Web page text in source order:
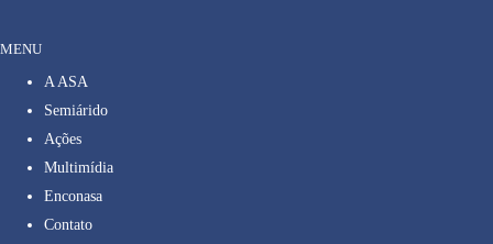
MENU
A ASA
Semiárido
Ações
Multimídia
Enconasa
Contato